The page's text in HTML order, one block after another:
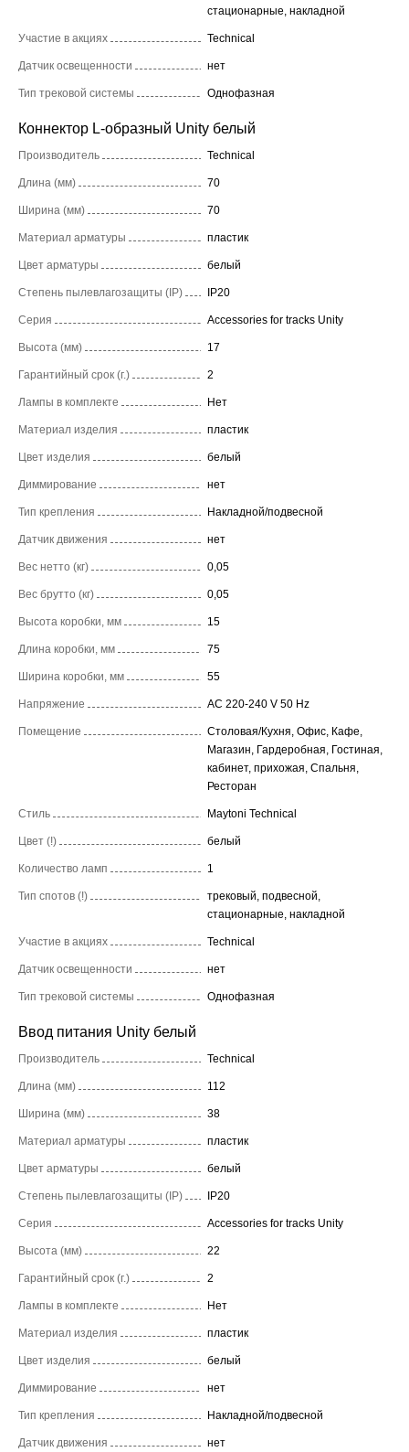
стационарные, накладной
Участие в акциях Technical
Датчик освещенности нет
Тип трековой системы Однофазная
Коннектор L-образный Unity белый
Производитель Technical
Длина (мм) 70
Ширина (мм) 70
Материал арматуры пластик
Цвет арматуры белый
Степень пылевлагозащиты (IP) IP20
Серия Accessories for tracks Unity
Высота (мм) 17
Гарантийный срок (г.) 2
Лампы в комплекте Нет
Материал изделия пластик
Цвет изделия белый
Диммирование нет
Тип крепления Накладной/подвесной
Датчик движения нет
Вес нетто (кг) 0,05
Вес брутто (кг) 0,05
Высота коробки, мм 15
Длина коробки, мм 75
Ширина коробки, мм 55
Напряжение AC 220-240 V 50 Hz
Помещение
Столовая/Кухня, Офис, Кафе,
Магазин, Гардеробная, Гостиная,
кабинет, прихожая, Спальня,
Ресторан
Стиль Maytoni Technical
Цвет (!) белый
Количество ламп 1
Тип спотов (!)
трековый, подвесной,
стационарные, накладной
Участие в акциях Technical
Датчик освещенности нет
Тип трековой системы Однофазная
Ввод питания Unity белый
Производитель Technical
Длина (мм) 112
Ширина (мм) 38
Материал арматуры пластик
Цвет арматуры белый
Степень пылевлагозащиты (IP) IP20
Серия Accessories for tracks Unity
Высота (мм) 22
Гарантийный срок (г.) 2
Лампы в комплекте Нет
Материал изделия пластик
Цвет изделия белый
Диммирование нет
Тип крепления Накладной/подвесной
Датчик движения нет